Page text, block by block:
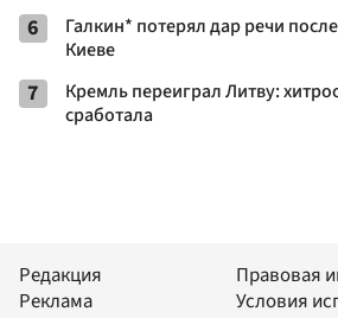
6
Галкин* потерял дар речи
Киеве
7
Кремль переиграл Литву:
сработала
Редакция
Реклама
Правовая
Условия